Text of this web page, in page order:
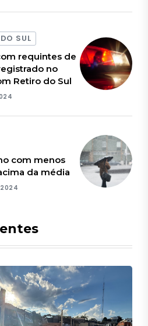
SUL
requintes de
no
Retiro do Sul
com menos
da média
2024